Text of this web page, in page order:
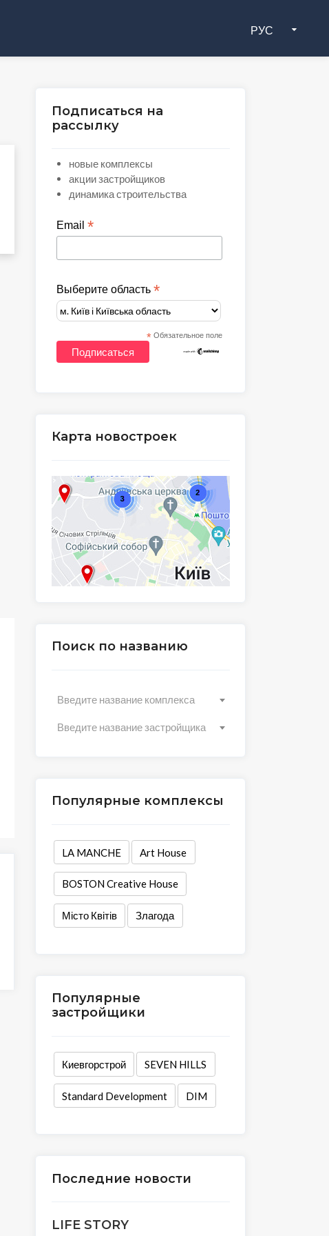
РУС
Подписаться на
рассылку
новые комплексы
акции застройщиков
динамика строительства
Email*
Выберите область*
* Обязательное поле
Карта новостроек
Поиск по названию
Введите название комплекса
Введите название застройщика
Популярные комплексы
LA MANCHE Art House
BOSTON Creative House
Місто Квітів Злагода
Популярные
застройщики
Киевгорстрой SEVEN HILLS
Standard Development DIM
Последние новости
LIFE STORY